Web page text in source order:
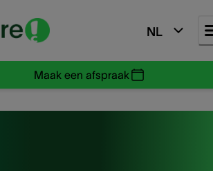
NL
Maak een afspraak